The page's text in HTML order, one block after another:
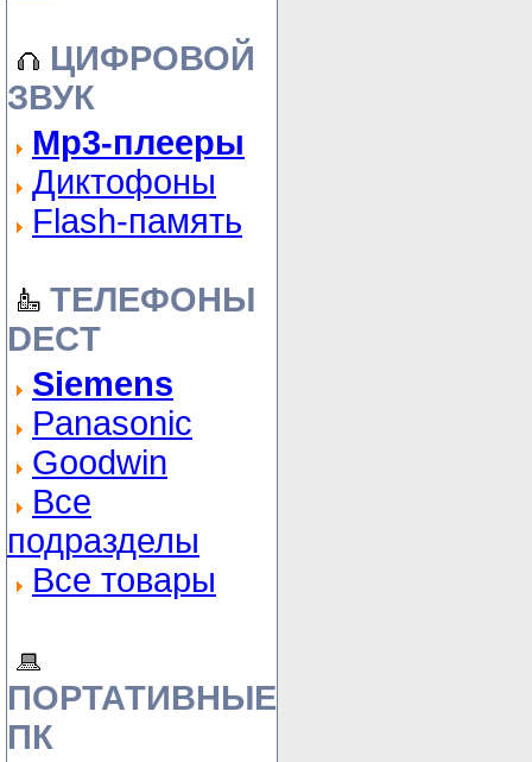
ЦИФРОВОЙ
ЗВУК
Mp3-плееры
Диктофоны
Flash-память
ТЕЛЕФОНЫ
DECT
Siemens
Panasonic
Goodwin
Все
подразделы
Все товары
ПОРТАТИВНЫЕ
ПК